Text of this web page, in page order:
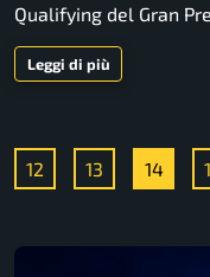
Qualifying del Gran
Leggi di più
12 13 14